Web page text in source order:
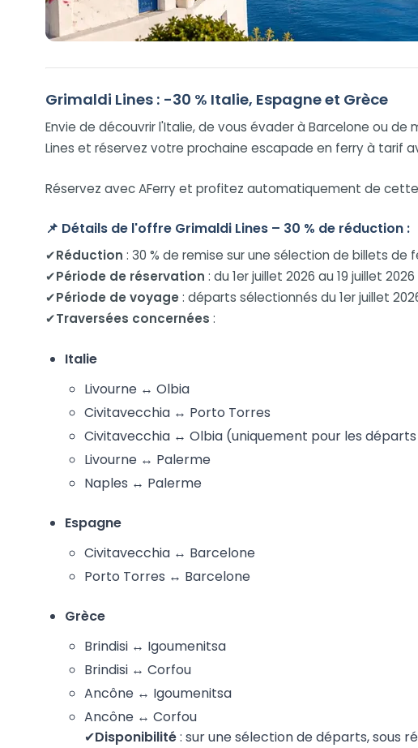
Grimaldi Lines : -30 % Italie, Espagne et Grèce
Envie de découvrir l'Italie, de vous évader à Barcelone ou de
Lines et réservez votre prochaine escapade en ferry à tarif
Réservez avec AFerry et profitez automatiquement de
📌 Détails de l'offre Grimaldi Lines – 30 % de réduction :
✔Réduction : 30 % de remise sur une sélection de billets de
✔Période de réservation : du 1er juillet 2026 au 19 juillet 2026
✔Période de voyage: départs sélectionnés du 1er juillet
✔Traversées concernées :
Italie
Livourne ↔ Olbia
Civitavecchia ↔ Porto Torres
Civitavecchia ↔ Olbia (uniquement pour les
Livourne ↔ Palerme
Naples ↔ Palerme
Espagne
Civitavecchia ↔ Barcelone
Porto Torres ↔ Barcelone
Grèce
Brindisi ↔ Igoumenitsa
Brindisi ↔ Corfou
Ancône ↔ Igoumenitsa
Ancône ↔ Corfou
✔Disponibilité: sur une sélection de départs, sous